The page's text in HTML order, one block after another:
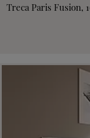
Treca Paris Fusion,